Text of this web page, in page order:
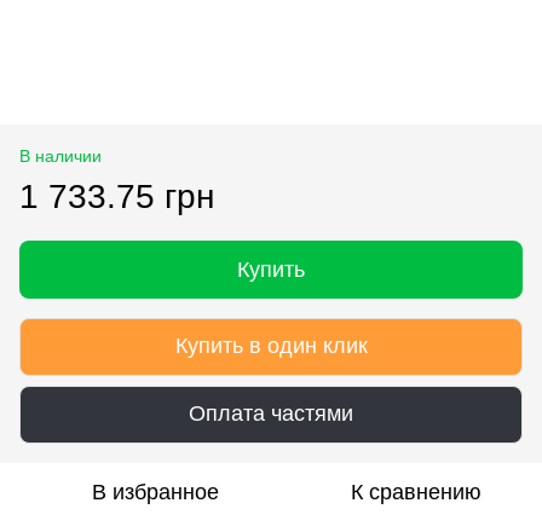
В наличии
1 733.75 грн
Купить
Купить в один клик
Оплата частями
В избранное К сравнению